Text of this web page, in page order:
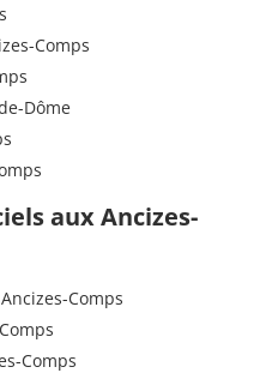
Comps
Dôme
aux Ancizes-
Comps
Comps